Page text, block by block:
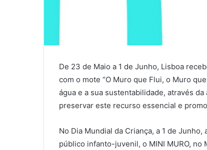
De 23 de Maio a 1 de Junho, Lisboa
com o mote “O Muro que Flui, o Muro
água e a sua sustentabilidade, através
preservar este recurso essencial e
No Dia Mundial da Criança, a 1 de
público infanto-juvenil, o MINI MURO, no